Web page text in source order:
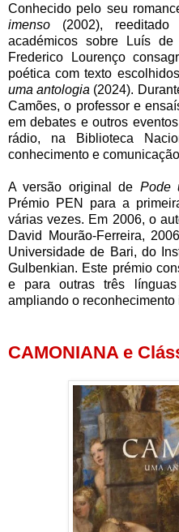
Conhecido pelo seu
imenso (2002),
académicos sobre Luís de
Frederico Lourenço
poética com texto
uma antologia (2024).
Camões, o professor e
em debates e outros
rádio, na Biblioteca
conhecimento e
A versão original de Pode
Prémio PEN para a
várias vezes. Em 2006, o
David Mourão-Ferreira,
Universidade de Bari, do
Gulbenkian. Este prémio
e para outras três
ampliando o
CAMONIANA e